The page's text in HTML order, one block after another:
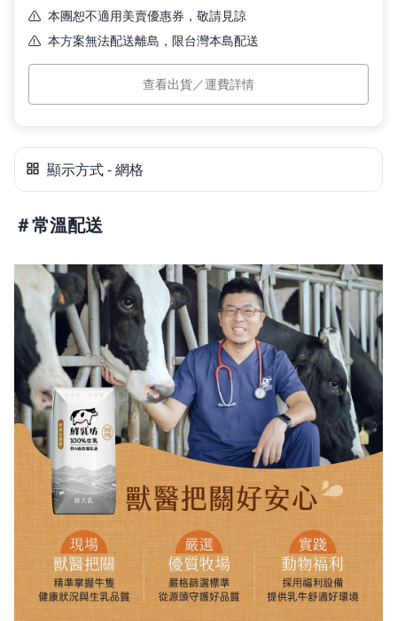
本團恕不適用美賣優惠券，敬請見諒
本方案無法配送離島，限台灣本島配送
本島運費
$0
訂單付款完成後 7 個工作日內依訂單順序出貨。
活動期間 6/1~6/30
原味保久乳🥛單箱$825 -> $796
查看出貨／運費詳情
顯示方式 - 網格
＃常溫配送